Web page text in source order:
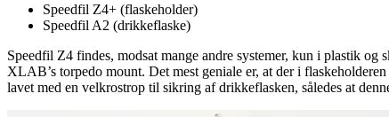
Speedfil Z4+ (flaskeholder)
Speedfil A2 (drikkeflaske)
Speedfil Z4 findes, modsat mange andre systemer, kun i plastik og
XLAB’s torpedo mount. Det mest geniale er, at der i
lavet med en velkrostrop til sikring af drikkeflasken, således at